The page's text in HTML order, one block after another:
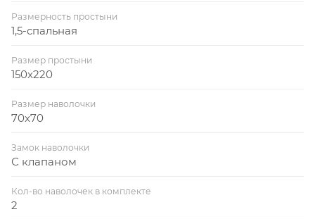
Размерность простыни
1,5-спальная
Размер простыни
150x220
Размер наволочки
70x70
Замок наволочки
С клапаном
Кол-во наволочек в комплекте
2